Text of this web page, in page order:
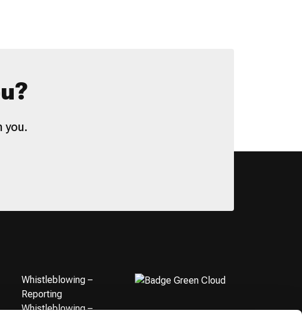
you.
Whistleblowing –
Reporting
Whistleblowing –